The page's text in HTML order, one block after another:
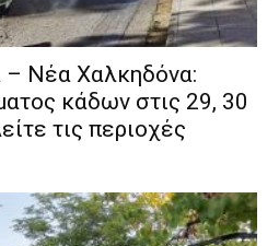
Νέα Χαλκηδόνα:
κάδων στις 29, 30
τις περιοχές